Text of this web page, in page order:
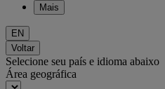
Mais
EN
Voltar
Selecione seu país e idioma abaixo
Área geográfica